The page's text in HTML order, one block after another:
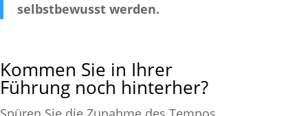
selbstbewusst werden.
Kommen Sie in Ihrer
Führung noch hinterher?